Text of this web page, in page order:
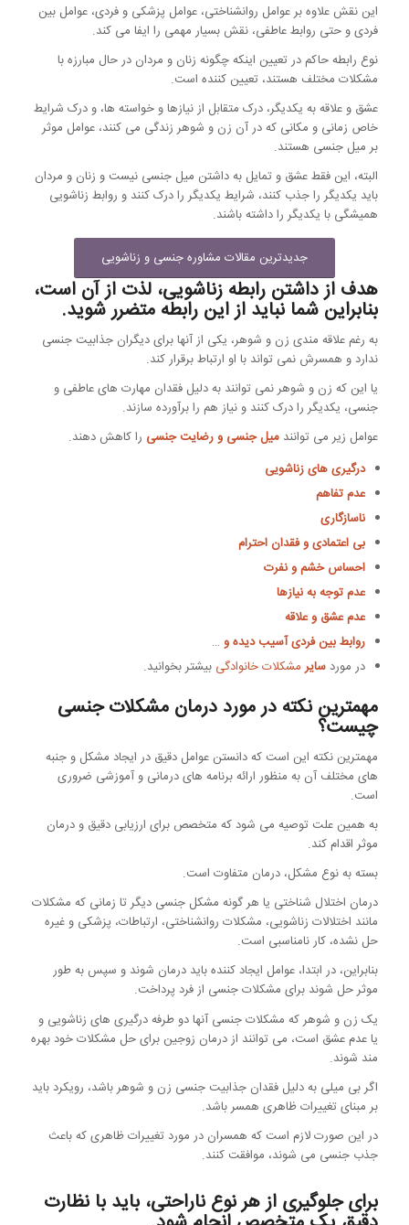
این نقش علاوه بر عوامل روانشناختی، عوامل پزشکی و فردی، عوامل بین
فردی و حتی روابط عاطفی، نقش بسیار مهمی را ایفا می کند.
نوع رابطه حاکم در تعیین اینکه چگونه زنان و مردان در حال مبارزه با
مشکلات مختلف هستند، تعیین کننده است.
عشق و علاقه به یکدیگر، درک متقابل از نیازها و خواسته ها، و درک شرایط
خاص زمانی و مکانی که در آن زن و شوهر زندگی می کنند، عوامل موثر
بر میل جنسی هستند.
البته، این فقط عشق و تمایل به داشتن میل جنسی نیست و زنان و مردان
باید یکدیگر را جذب کنند، شرایط یکدیگر را درک کنند و روابط زناشویی
همیشگی با یکدیگر را داشته باشند.
جدیدترین مقالات مشاوره جنسی و زناشویی
هدف از داشتن رابطه زناشویی، لذت از آن است،
بنابراین شما نباید از این رابطه متضرر شوید.
به رغم علاقه مندی زن و شوهر، یکی از آنها برای دیگران جذابیت جنسی
ندارد و همسرش نمی تواند با او ارتباط برقرار کند.
یا این که زن و شوهر نمی توانند به دلیل فقدان مهارت های عاطفی و
جنسی، یکدیگر را درک کنند و نیاز هم را برآورده سازند.
عوامل زیر می توانند میل جنسی و رضایت جنسی را کاهش دهند.
درگیری های زناشویی
عدم تفاهم
ناسازگاری
بی اعتمادی و فقدان احترام
احساس خشم و نفرت
عدم توجه به نیازها
عدم عشق و علاقه
روابط بین فردی آسیب دیده و…
در مورد سایر مشکلات خانوادگی بیشتر بخوانید.
مهمترین نکته در مورد درمان مشکلات جنسی
چیست؟
مهمترین نکته این است که دانستن عوامل دقیق در ایجاد مشکل و جنبه
های مختلف آن به منظور ارائه برنامه های درمانی و آموزشی ضروری
است.
به همین علت توصیه می شود که متخصص برای ارزیابی دقیق و درمان
موثر اقدام کند.
بسته به نوع مشکل، درمان متفاوت است.
درمان اختلال شناختی یا هر گونه مشکل جنسی دیگر تا زمانی که مشکلات
مانند اختلالات زناشویی، مشکلات روانشناختی، ارتباطات، پزشکی و غیره
حل نشده، کار نامناسبی است.
بنابراین، در ابتدا، عوامل ایجاد کننده باید درمان شوند و سپس به طور
موثر حل شوند برای مشکلات جنسی از فرد پرداخت.
یک زن و شوهر که مشکلات جنسی آنها دو طرفه درگیری های زناشویی و
یا عدم عشق است، می توانند از درمان زوجین برای حل مشکلات خود بهره
مند شوند.
اگر بی میلی به دلیل فقدان جذابیت جنسی زن و شوهر باشد، رویکرد باید
بر مبنای تغییرات ظاهری همسر باشد.
در این صورت لازم است که همسران در مورد تغییرات ظاهری که باعث
جذب جنسی می شوند، موافقت کنند.
برای جلوگیری از هر نوع ناراحتی، باید با نظارت